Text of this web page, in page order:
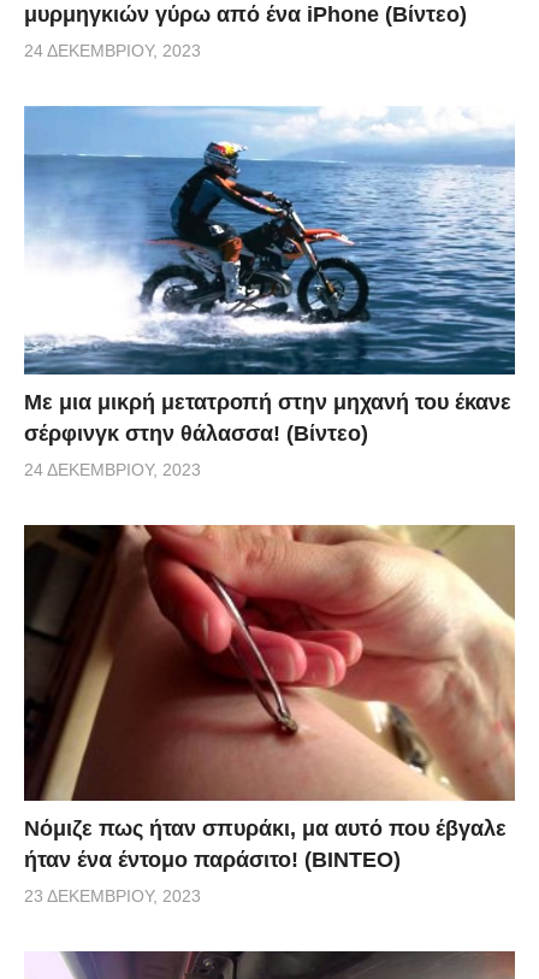
μυρμηγκιών γύρω από ένα iPhone (Βίντεο)
24 ΔΕΚΕΜΒΡΊΟΥ, 2023
Με μια μικρή μετατροπή στην μηχανή του έκανε
σέρφινγκ στην θάλασσα! (Βίντεο)
24 ΔΕΚΕΜΒΡΊΟΥ, 2023
Νόμιζε πως ήταν σπυράκι, μα αυτό που έβγαλε
ήταν ένα έντομο παράσιτο! (BINTEO)
23 ΔΕΚΕΜΒΡΊΟΥ, 2023